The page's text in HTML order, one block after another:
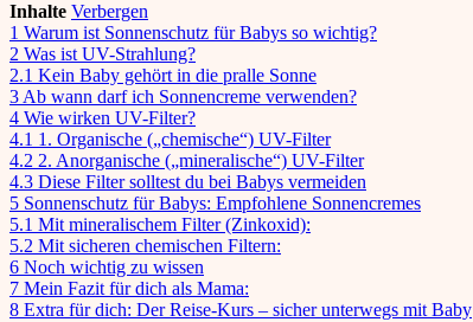
Inhalte Verbergen
1 Warum ist Sonnenschutz für Babys so wichtig?
2 Was ist UV-Strahlung?
2.1 Kein Baby gehört in die pralle Sonne
3Ab wann darf ich Sonnencreme verwenden?
4 Wie wirken UV-Filter?
4.1 1. Organische („chemische“) UV-Filter
4.2 2. Anorganische („mineralische“) UV-Filter
4.3 Diese Filter solltest du bei Babys vermeiden
5 Sonnenschutz für Babys: Empfohlene Sonnencremes
5.1 Mit mineralischem Filter (Zinkoxid):
5.2 Mit sicheren chemischen Filtern:
6 Noch wichtig zu wissen
7 Mein Fazit für dich als Mama:
8 Extra für dich: Der Reise-Kurs – sicher unterwegs mit Baby